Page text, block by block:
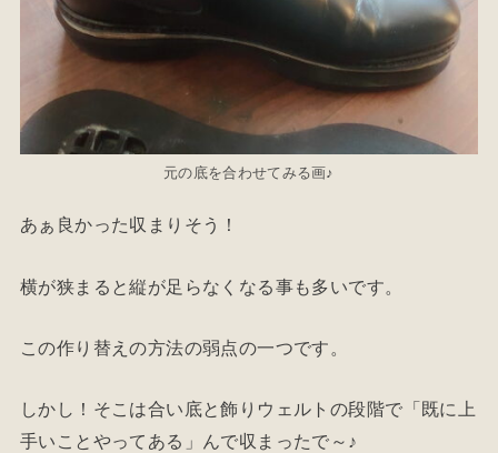
元の底を合わせてみる画♪
あぁ良かった収まりそう！
横が狭まると縦が足らなくなる事も多いです。
この作り替えの方法の弱点の一つです。
しかし！そこは合い底と飾りウェルトの段階で「既に上
手いことやってある」んで収まったで～♪